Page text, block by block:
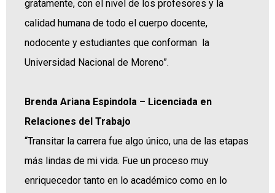
gratamente, con el nivel de los profesores y la
calidad humana de todo el cuerpo docente,
nodocente y estudiantes que conforman la
Universidad Nacional de Moreno”.
Brenda Ariana Espindola – Licenciada en
Relaciones del Trabajo
“Transitar la carrera fue algo único, una de las etapas
más lindas de mi vida. Fue un proceso muy
enriquecedor tanto en lo académico como en lo